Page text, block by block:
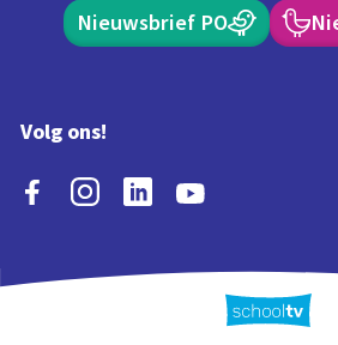
Nieuwsbrief PO
Volg ons!